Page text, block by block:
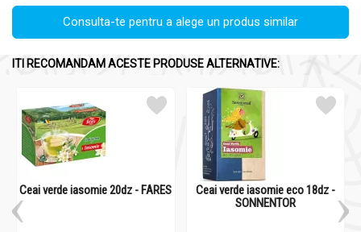
Consulta-te pentru a alege un produs similar
ITI RECOMANDAM ACESTE PRODUSE ALTERNATIVE:
Ceai verde iasomie 20dz - FARES
Ceai verde iasomie eco 18dz -
SONNENTOR